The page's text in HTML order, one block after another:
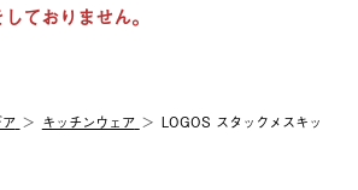
ておりません。
キッチンウェア
LOGOS スタックメスキッ